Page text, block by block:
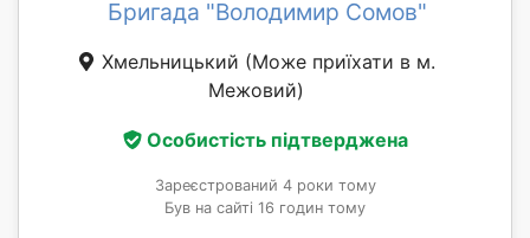
Бригада "Володимир Сомов"
Хмельницький (Може приїхати в м.
Межовий)
Особистість підтверджена
Зареєстрований 4 роки тому
Був на сайті 16 годин тому